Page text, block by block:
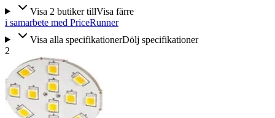
Visa 2 butiker tillVisa färre
i samarbete med PriceRunner
Visa alla specifikationerDölj specifikationer
2